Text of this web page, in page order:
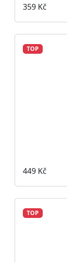
359 Kč
TOP
449 Kč
TOP